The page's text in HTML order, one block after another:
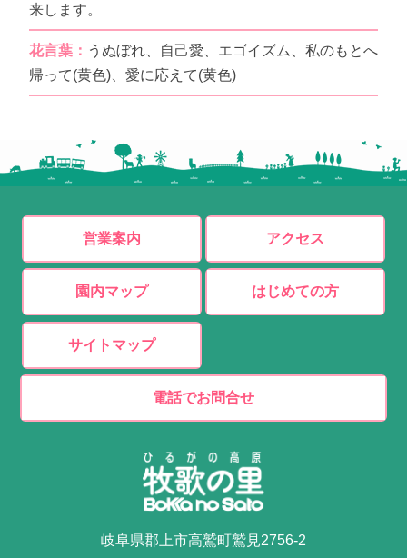
来します。
花言葉： うぬぼれ、自己愛、エゴイズム、私のもとへ
帰って(黄色)、愛に応えて(黄色)
営業案内 アクセス
園内マップ はじめての方
サイトマップ
電話でお問合せ
岐阜県郡上市高鷲町鷲見2756-2